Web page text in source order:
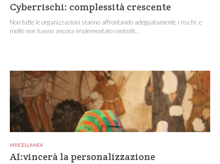
Cyberrischi: complessità crescente
Non tutte le organizzazioni stanno affrontando adeguatamente i rischi, e
molte non hanno ancora implementato controlli...
MISCELLANEA
AI:vincerà la personalizzazione